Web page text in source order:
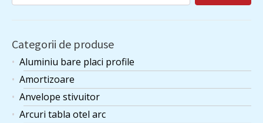
Categorii de produse
Aluminiu bare placi profile
Amortizoare
Anvelope stivuitor
Arcuri tabla otel arc